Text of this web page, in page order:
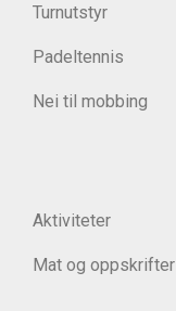
Turnutstyr
Padeltennis
Nei til mobbing
Aktiviteter
Mat og oppskrifter